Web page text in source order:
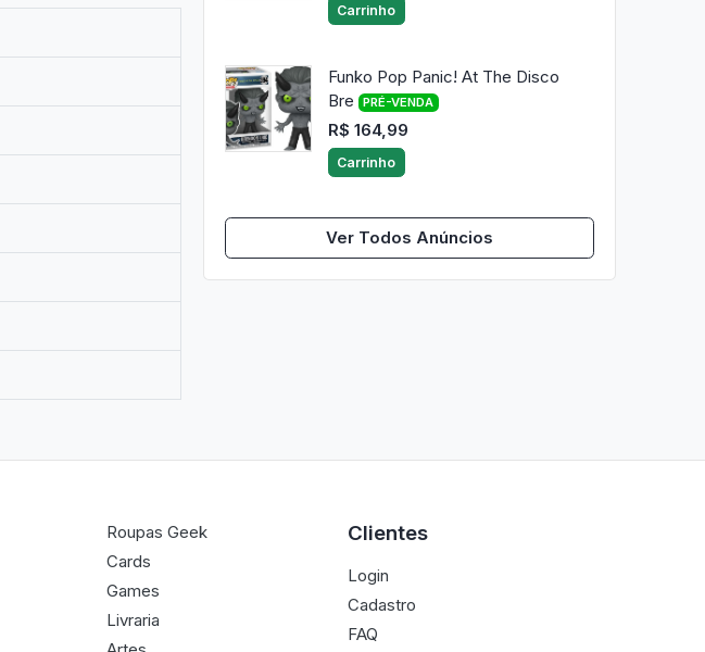
Carrinho
Funko Pop Panic! At The Disco
Bre
PRÉ-VENDA
R$ 164,99
Carrinho
Ver Todos Anúncios
Roupas Geek
Cards
Games
Livraria
Clientes
Login
Cadastro
FAQ